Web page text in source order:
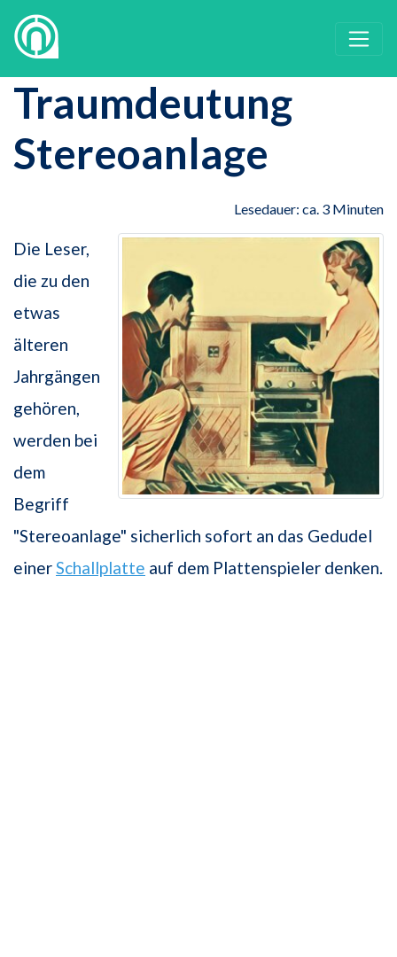
Traumdeutung
Stereoanlage
Lesedauer: ca. 3 Minuten
Die Leser,
die zu den
etwas
älteren
Jahrgängen
gehören,
werden bei
dem
Begriff
"Stereoanlage" sicherlich sofort an das Gedudel
einerSchallplatte auf dem Plattenspieler denken.